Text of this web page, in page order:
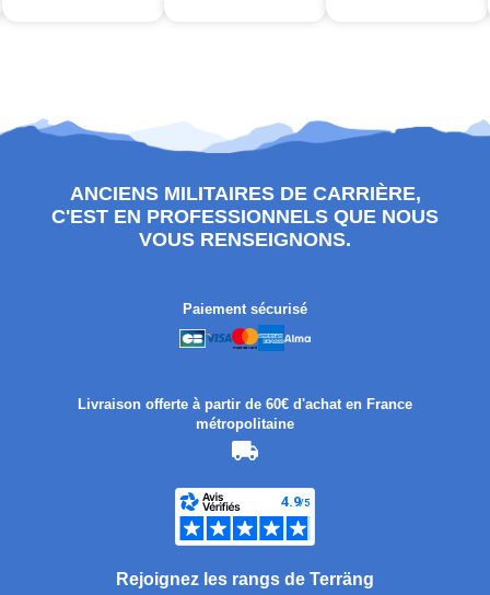
ANCIENS MILITAIRES DE CARRIÈRE,
C'EST EN PROFESSIONNELS QUE NOUS
VOUS RENSEIGNONS.
Paiement sécurisé
Livraison offerte à partir de 60€ d'achat en France
métropolitaine
Rejoignez les rangs de Terräng